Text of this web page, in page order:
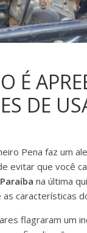
É
DE
Pena faz um
evitar que você
na última
características
flagraram um